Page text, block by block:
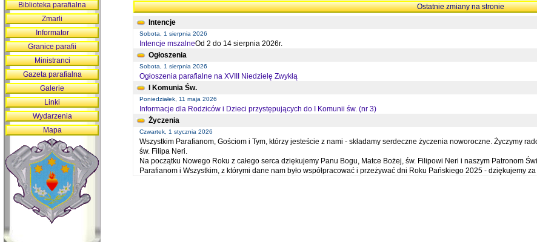
Ostatnie zmiany na stronie
Intencje
Sobota, 1 sierpnia 2026
Intencje mszalneOd 2 do 14 sierpnia 2026r.
Ogłoszenia
Sobota, 1 sierpnia 2026
Ogłoszenia parafialne na XVIII Niedzielę Zwykłą
I Komunia Św.
Poniedziałek, 11 maja 2026
Informacje dla Rodziców i Dzieci przystępujących do I Komunii św. (nr 3)
Życzenia
Czwartek, 1 stycznia 2026
Wszystkim Parafianom, Gościom i Tym, którzy jesteście z nami - składamy serdeczne życzenia noworoczne. Życzymy
św. Filipa Neri.
Na początku Nowego Roku z całego serca dziękujemy Panu Bogu, Matce Bożej, św. Filipowi Neri i naszym Patronom
Parafianom i Wszystkim, z którymi dane nam było współpracować i przeżywać dni Roku Pańskiego 2025 - dziękujemy
Biblioteka parafialna
Zmarli
Informator
Granice parafii
Ministranci
Gazeta parafialna
Galerie
Linki
Wydarzenia
Mapa